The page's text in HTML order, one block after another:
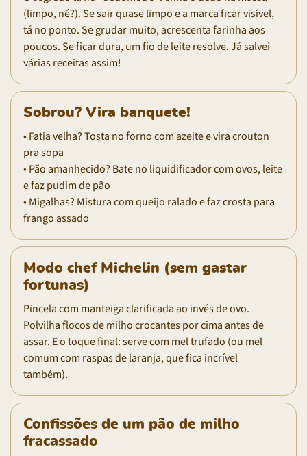
(limpo, né?). Se sair quase limpo e a marca ficar visível,
tá no ponto. Se grudar muito, acrescenta farinha aos
poucos. Se ficar dura, um fio de leite resolve. Já salvei
várias receitas assim!
Sobrou? Vira banquete!
• Fatia velha? Tosta no forno com azeite e vira crouton
pra sopa
• Pão amanhecido? Bate no liquidificador com ovos, leite
e faz pudim de pão
• Migalhas? Mistura com queijo ralado e faz crosta para
frango assado
Modo chef Michelin (sem gastar
fortunas)
Pincela com manteiga clarificada ao invés de ovo.
Polvilha flocos de milho crocantes por cima antes de
assar. E o toque final: serve com mel trufado (ou mel
comum com raspas de laranja, que fica incrível
também).
Confissões de um pão de milho
fracassado